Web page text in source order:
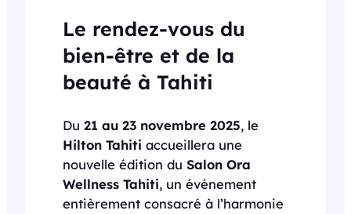
Le rendez-vous du
bien-être et de la
beauté à Tahiti
Du 21 au 23 novembre 2025, le
Hilton Tahiti accueillera une
nouvelle édition du Salon Ora
Wellness Tahiti, un événement
entièrement consacré à l’harmonie